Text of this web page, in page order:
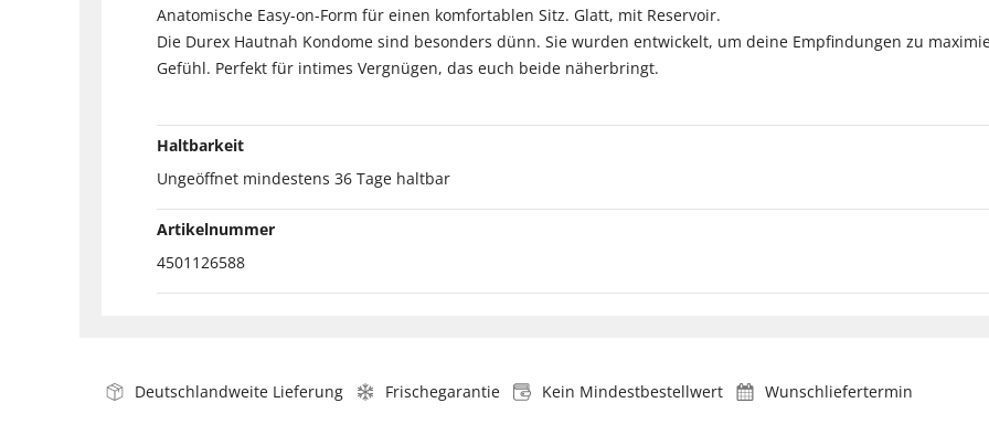
Anatomische Easy-on-Form für einen komfortablen Sitz. Glatt, mit Reservoir.
Die Durex Hautnah Kondome sind besonders dünn. Sie wurden entwickelt, um deine Empfindungen zu
Gefühl. Perfekt für intimes Vergnügen, das euch beide näherbringt.
Haltbarkeit
Ungeöffnet mindestens 36 Tage haltbar
Artikelnummer
4501126588
Deutschlandweite Lieferung Frischegarantie Kein Mindestbestellwert Wunschliefertermin